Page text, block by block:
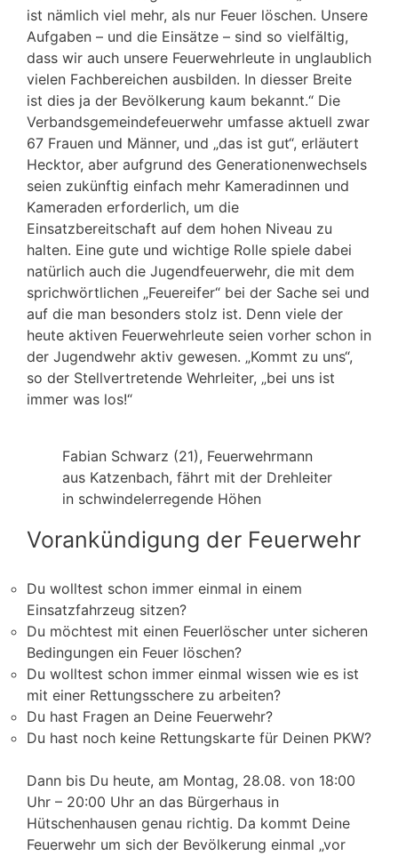
ist nämlich viel mehr, als nur Feuer löschen. Unsere
Aufgaben – und die Einsätze – sind so vielfältig,
dass wir auch unsere Feuerwehrleute in unglaublich
vielen Fachbereichen ausbilden. In diesser Breite
ist dies ja der Bevölkerung kaum bekannt.“ Die
Verbandsgemeindefeuerwehr umfasse aktuell zwar
67 Frauen und Männer, und „das ist gut“, erläutert
Hecktor, aber aufgrund des Generationenwechsels
seien zukünftig einfach mehr Kameradinnen und
Kameraden erforderlich, um die
Einsatzbereitschaft auf dem hohen Niveau zu
halten. Eine gute und wichtige Rolle spiele dabei
natürlich auch die Jugendfeuerwehr, die mit dem
sprichwörtlichen „Feuereifer“ bei der Sache sei und
auf die man besonders stolz ist. Denn viele der
heute aktiven Feuerwehrleute seien vorher schon in
der Jugendwehr aktiv gewesen. „Kommt zu uns“,
so der Stellvertretende Wehrleiter, „bei uns ist
immer was los!“
Fabian Schwarz (21), Feuerwehrmann
aus Katzenbach, fährt mit der Drehleiter
in schwindelerregende Höhen
Vorankündigung der Feuerwehr
Du wolltest schon immer einmal in einem
Einsatzfahrzeug sitzen?
Du möchtest mit einen Feuerlöscher unter sicheren
Bedingungen ein Feuer löschen?
Du wolltest schon immer einmal wissen wie es ist
mit einer Rettungsschere zu arbeiten?
Du hast Fragen an Deine Feuerwehr?
Du hast noch keine Rettungskarte für Deinen PKW?
Dann bis Du heute, am Montag, 28.08. von 18:00
Uhr – 20:00 Uhr an das Bürgerhaus in
Hütschenhausen genau richtig. Da kommt Deine
Feuerwehr um sich der Bevölkerung einmal „vor